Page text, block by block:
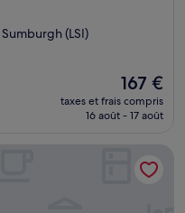
(LSI)
Le
nouveau
prix
167 €
167 €
taxes et frais compris
16 août - 17 août